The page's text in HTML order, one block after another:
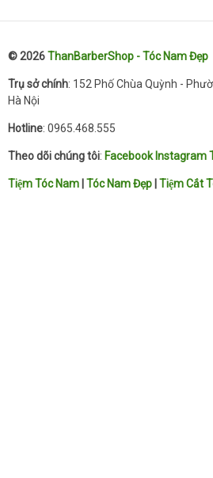
© 2026ThanBarberShop - Tóc Nam Đẹp
Trụ sở chính: 152 Phố Chùa Quỳnh -
Hà Nội
Hotline: 0965.468.555
Theo dõi chúng tôi: Facebook Instagram
Tiệm Tóc Nam Tóc Nam Đẹp Tiệm Cắt